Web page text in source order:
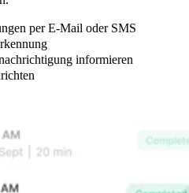
per E-Mail oder SMS
informieren